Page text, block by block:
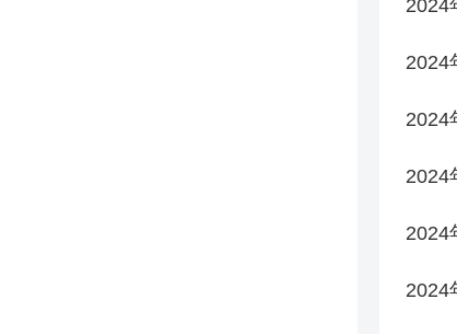
2024
2024
2024
2024
2024
2024